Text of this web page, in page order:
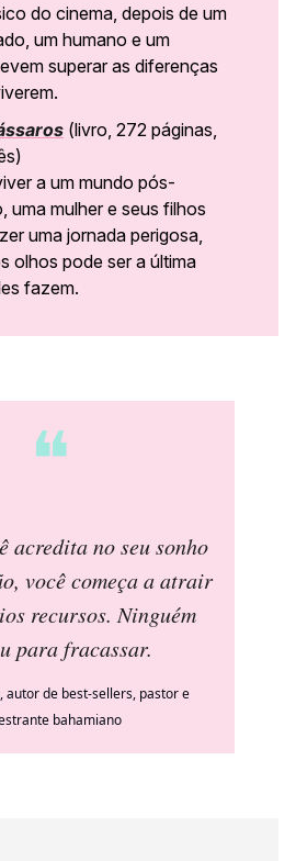
do cinema, depois de um
um humano e um
superar as diferenças
(livro, 272 páginas,
a um mundo pós-
uma mulher e seus filhos
uma jornada perigosa,
olhos pode ser a última
fazem.
❝
acredita no seu sonho
você começa a atrair
recursos. Ninguém
para fracassar.
autor de best-sellers, pastor e
bahamiano